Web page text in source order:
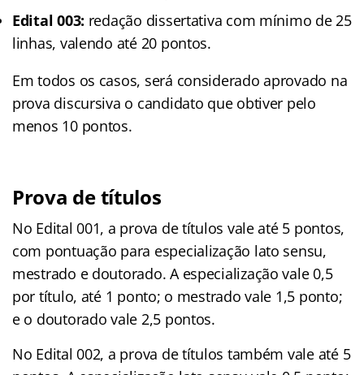
Edital 003: redação dissertativa com mínimo de 25
linhas, valendo até 20 pontos.
Em todos os casos, será considerado aprovado na
prova discursiva o candidato que obtiver pelo
menos 10 pontos.
Prova de títulos
No Edital 001, a prova de títulos vale até 5 pontos,
com pontuação para especialização lato sensu,
mestrado e doutorado. A especialização vale 0,5
por título, até 1 ponto; o mestrado vale 1,5 ponto;
e o doutorado vale 2,5 pontos.
No Edital 002, a prova de títulos também vale até 5